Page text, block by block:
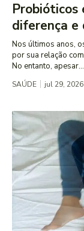
Probióticos
diferença e
Nos últimos anos,
por sua relação
No entanto, apesar...
SAÚDE jul 29, 2026